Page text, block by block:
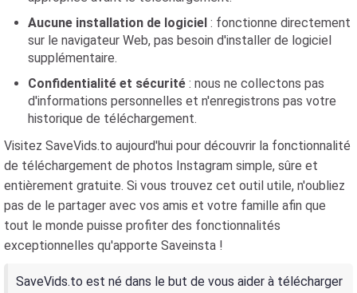
Aucune installation de logiciel : fonctionne directement
sur le navigateur Web, pas besoin d'installer de logiciel
supplémentaire.
Confidentialité et sécurité : nous ne collectons pas
d'informations personnelles et n'enregistrons pas votre
historique de téléchargement.
Visitez SaveVids.to aujourd'hui pour découvrir la fonctionnalité
de téléchargement de photos Instagram simple, sûre et
entièrement gratuite. Si vous trouvez cet outil utile, n'oubliez
pas de le partager avec vos amis et votre famille afin que
tout le monde puisse profiter des fonctionnalités
exceptionnelles qu'apporte Saveinsta !
SaveVids.to est né dans le but de vous aider à télécharger